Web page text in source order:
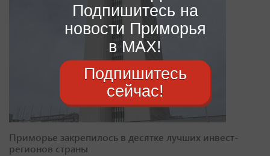
Приморье закрепилось в десятке лучших инвест-
регионов страны
Подпишитесь на
новости Приморья
в MAX!
Подпишитесь
сейчас!